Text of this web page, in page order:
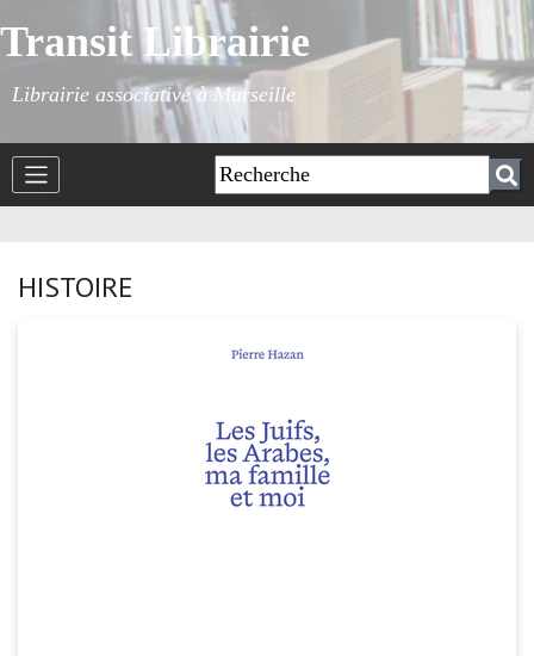
Transit Librairie
Librairie associative à Marseille
HISTOIRE